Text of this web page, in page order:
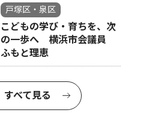
戸塚区・泉区
こどもの学び・育ちを、次
の一歩へ 横浜市会議員
ふもと理恵
すべて見る